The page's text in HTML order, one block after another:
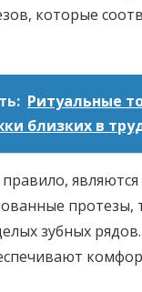
которые
Ритуальные
близких в
протезы,
зубных